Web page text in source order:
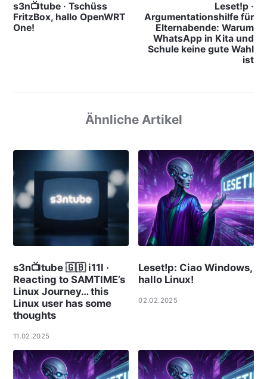
s3n📺tube · Tschüss
FritzBox, hallo OpenWRT
One!
Leset!p ·
Argumentationshilfe für
Elternabende: Warum
WhatsApp in Kita und
Schule keine gute Wahl
ist
Ähnliche Artikel
s3n📺tube 🇬🇧 i11l ·
Reacting to SAMTIME’s
Linux Journey… this
Linux user has some
thoughts
11.02.2025
Leset!p: Ciao Windows,
hallo Linux!
02.02.2025